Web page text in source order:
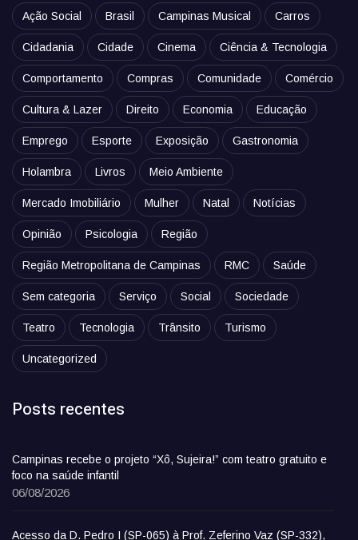
Ação Social Brasil Campinas Musical Carros
Cidadania Cidade Cinema Ciência & Tecnologia
Comportamento Compras Comunidade Comércio
Cultura & Lazer Direito Economia Educação
Emprego Esporte Exposição Gastronomia
Holambra Livros Meio Ambiente
Mercado Imobiliário Mulher Natal Notícias
Opinião Psicologia Região
Região Metropolitana de Campinas RMC Saúde
Sem categoria Serviço Social Sociedade
Teatro Tecnologia Trânsito Turismo
Uncategorized
Posts recentes
Campinas recebe o projeto “Xô, Sujeira!” com teatro gratuito e
foco na saúde infantil
06/08/2026
Acesso da D. Pedro I (SP-065) à Prof. Zeferino Vaz (SP-332),